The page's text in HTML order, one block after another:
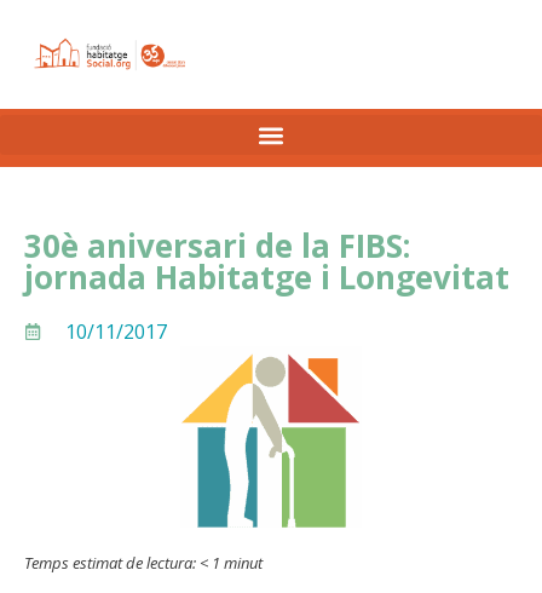
30è aniversari de la FIBS:
jornada Habitatge i Longevitat
10/11/2017
Temps estimat de lectura: < 1 minut